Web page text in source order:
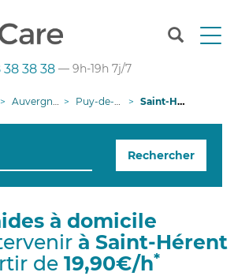
T
n
g
i
38 38 38 — 9h-19h 7j/7
Auvergne-Rhône-Alpes Puy-de-Dôme Saint-Hérent
Rechercher
à domicile
à Saint-Hérent
de 19,90€/h*